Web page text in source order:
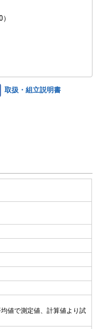
取扱・組立説明書
値で測定値、計算値より試